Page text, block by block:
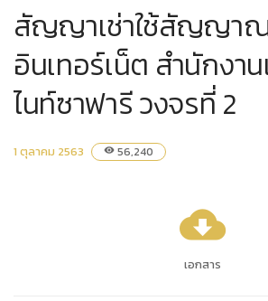
สัญญาเช่าใช้สัญญา
อินเทอร์เน็ต สำนักงาน
ไนท์ซาฟารี วงจรที่ 2
1 ตุลาคม 2563 visibility 56,240
cloud_download
เอกสาร